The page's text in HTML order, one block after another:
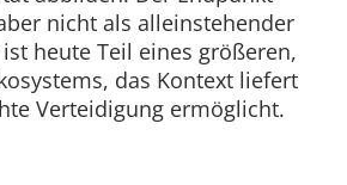
nicht als alleinstehender
heute Teil eines größeren,
das Kontext liefert
Verteidigung ermöglicht.